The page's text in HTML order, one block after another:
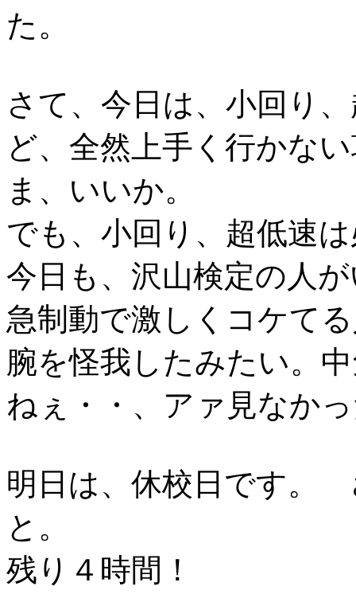
た。
さて、今日は、小回り
ど、全然上手く行かな
ま、いいか。
でも、小回り、超低速
今日も、沢山検定の人
急制動で激しくコケて
腕を怪我したみたい。
ねぇ・・、アァ見なか
明日は、休校日です。
と。
残り４時間！